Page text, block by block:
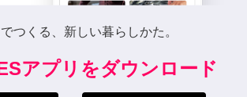
つくる、新しい暮らしかた。
アプリをダウンロード